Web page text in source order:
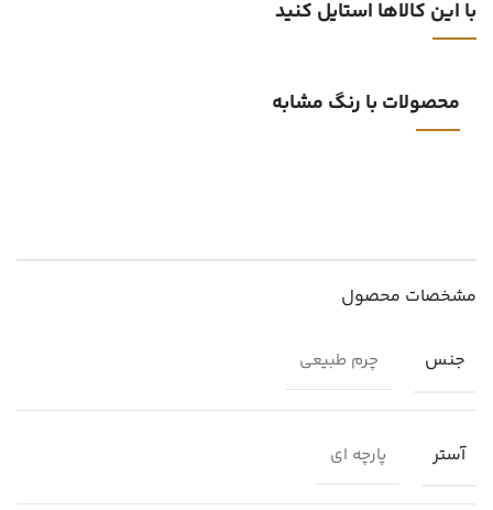
با این کالاها استایل کنید
محصولات با رنگ مشابه
مشخصات محصول
جنس چرم طبیعی
آستر پارچه ای